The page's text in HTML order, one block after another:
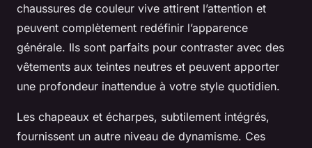
chaussures de couleur vive attirent l’attention et
peuvent complètement redéfinir l’apparence
générale. Ils sont parfaits pour contraster avec des
vêtements aux teintes neutres et peuvent apporter
une profondeur inattendue à votre style quotidien.
Les chapeaux et écharpes, subtilement intégrés,
fournissent un autre niveau de dynamisme. Ces